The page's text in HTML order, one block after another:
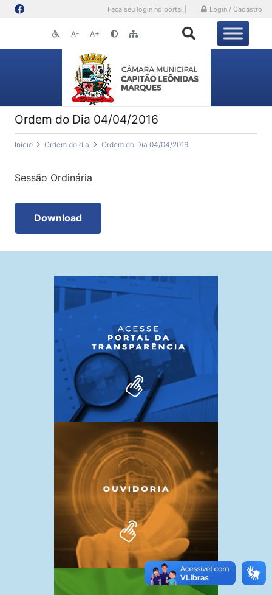
Faça seu login no portal | Login / Cadastro
A- A+
Ordem do Dia 04/04/2016
Início Ordem do dia Ordem do Dia 04/04/2016
Sessão Ordinária
Download